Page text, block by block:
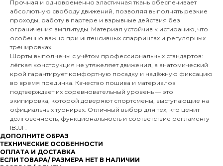
Прочная и одновременно эластичная ткань обеспечивает
абсолютную свободу движений, позволяя выполнять резкие
проходы, работу в партере и взрывные действия без
ограничения амплитуды. Материал устойчив к истиранию, что
особенно важно при интенсивных спаррингах и регулярных
тренировках.
Шорты выполнены с учётом профессиональных стандартов:
лёгкая конструкция не утяжеляет движения, а анатомический
крой гарантирует комфортную посадку и надёжную фиксацию
во время поединка. Качество пошива и материалов
подтверждает их соревновательный уровень — это
экипировка, которой доверяют спортсмены, выступающие на
официальных турнирах. Отличный выбор для тех, кто ценит
долговечность, функциональность и соответствие регламенту
IBJJF.
ДОПОЛНИТЕ ОБРАЗ
ТЕХНИЧЕСКИЕ ОСОБЕННОСТИ
ОПЛАТА И ДОСТАВКА
ЕСЛИ ТОВАРА/ РАЗМЕРА НЕТ В НАЛИЧИИ